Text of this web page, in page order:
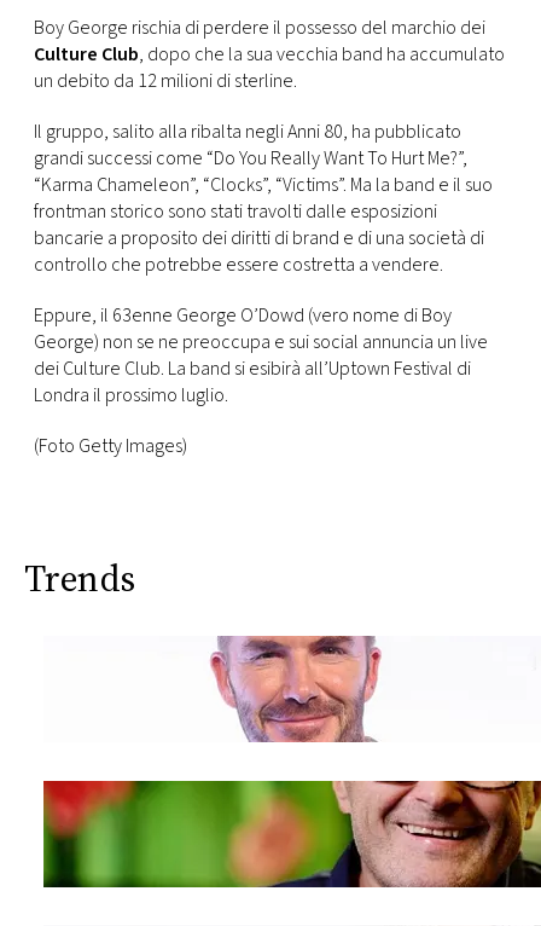
PRINCIPATO
DI
MONACO
RMC
CONSIGLIA
Boy George rischia di perdere il possesso del marchio dei
Culture Club, dopo che la sua vecchia band ha accumulato
un debito da 12 milioni di sterline.
Il gruppo, salito alla ribalta negli Anni 80, ha pubblicato
grandi successi come “Do You Really Want To Hurt Me?”,
“Karma Chameleon”, “Clocks”, “Victims”. Ma la band e il suo
frontman storico sono stati travolti dalle esposizioni
bancarie a proposito dei diritti di brand e di una società di
controllo che potrebbe essere costretta a vendere.
Eppure, il 63enne George O’Dowd (vero nome di Boy
George) non se ne preoccupa e sui social annuncia un live
dei Culture Club. La band si esibirà all’Uptown Festival di
Londra il prossimo luglio.
(Foto Getty Images)
Trends